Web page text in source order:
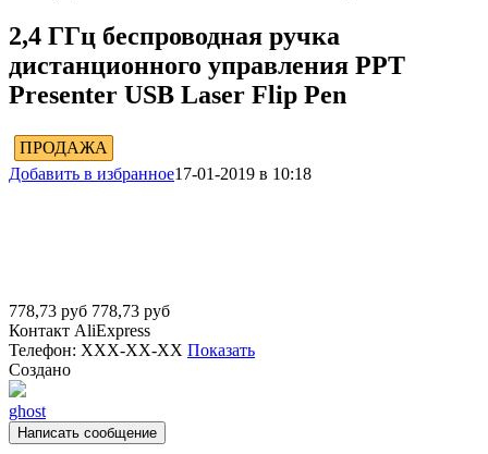
2,4 ГГц беспроводная ручка
дистанционного управления PPT
Presenter USB Laser Flip Pen
ПРОДАЖА
Добавить в избранное17-01-2019 в 10:18
778,73 руб 778,73 руб
Контакт AliExpress
Телефон: XXX-XX-XX Показать
Создано
ghost
Написать сообщение